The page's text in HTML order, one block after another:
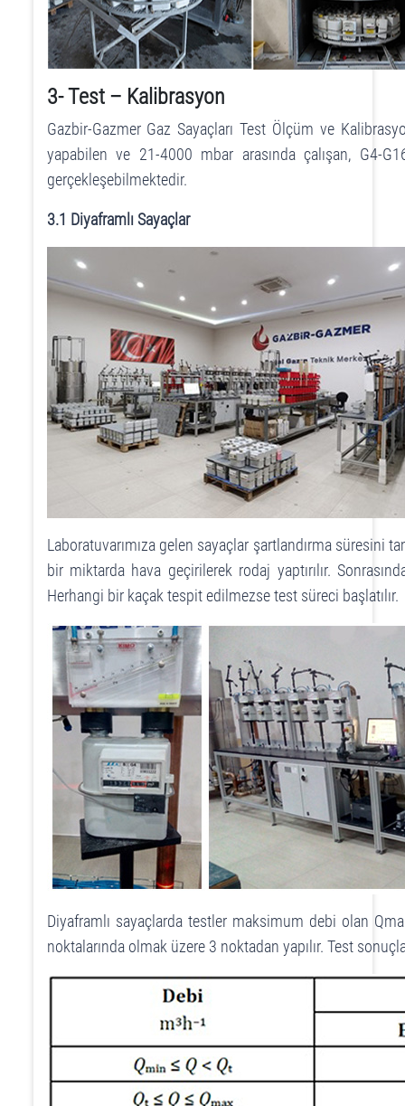
3- Test – Kalibrasyon
Gazbir-Gazmer Gaz Sayaçları Test Ölçüm ve
yapabilen ve 21-4000 mbar arasında çalışan, G4-
gerçekleşebilmektedir.
3.1 Diyaframlı Sayaçlar
Laboratuvarımıza gelen sayaçlar şartlandırma süresini
bir miktarda hava geçirilerek rodaj yaptırılır.
Herhangi bir kaçak tespit edilmezse test süreci başlatılır.
Diyaframlı sayaçlarda testler maksimum debi olan
noktalarında olmak üzere 3 noktadan yapılır. Test